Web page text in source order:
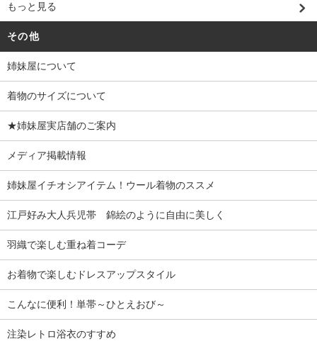
もっと見る
その他
姉妹屋について
着物のサイズについて
★姉妹屋実店舗のご案内
メディア掲載情報
姉妹屋イチオシアイテム！ウール着物のススメ
江戸好み大人兵児帯 錦絵のように自由に美しく
羽織で楽しむ重ね着コーデ
お着物で楽しむドレスアップスタイル
こんなに便利！単帯～ひとえおび～
注染レトロ浴衣のすすめ